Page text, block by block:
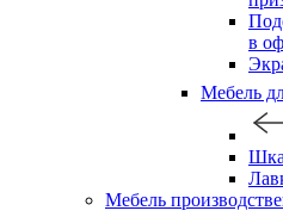
в
Мебель
Мебель